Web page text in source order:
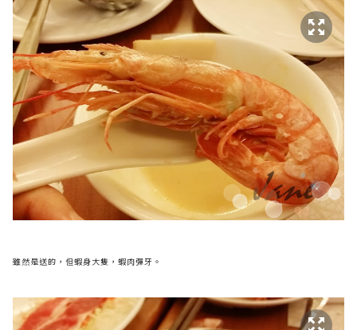
雖然是送的，但蝦身大隻，蝦肉彈牙。